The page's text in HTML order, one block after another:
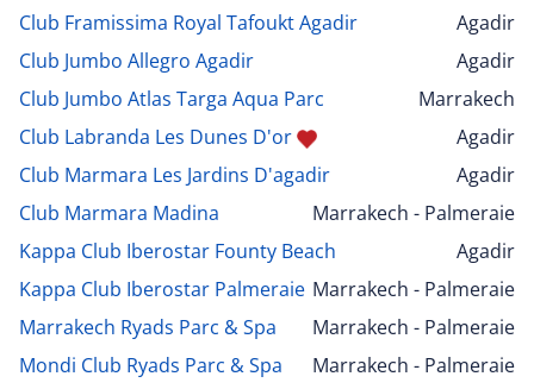
Club Framissima Royal Tafoukt Agadir
Agadir
Club Jumbo Allegro Agadir
Agadir
Club Jumbo Atlas Targa Aqua Parc
Marrakech
Club Labranda Les Dunes D'or
Agadir
Club Marmara Les Jardins D'agadir
Agadir
Club Marmara Madina
Marrakech - Palmeraie
Kappa Club Iberostar Founty Beach
Agadir
Kappa Club Iberostar Palmeraie Marrakech - Palmeraie
Marrakech Ryads Parc & Spa
Marrakech - Palmeraie
Mondi Club Ryads Parc & Spa
Marrakech - Palmeraie